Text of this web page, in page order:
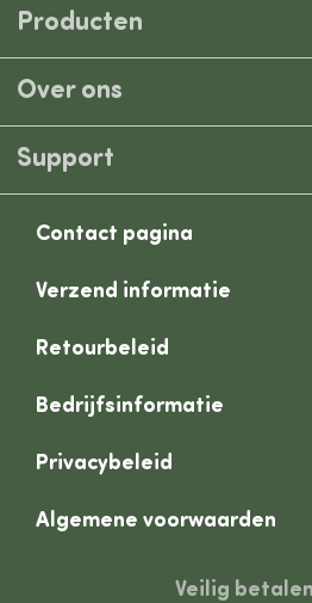
Producten
Over ons
Support
Contact pagina
Verzend informatie
Retourbeleid
Bedrijfsinformatie
Privacybeleid
Algemene voorwaarden
Veilig